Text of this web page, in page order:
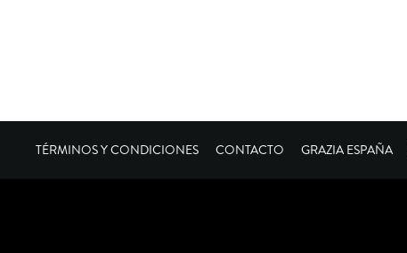
TÉRMINOS Y CONDICIONES CONTACTO GRAZIA ESPAÑA